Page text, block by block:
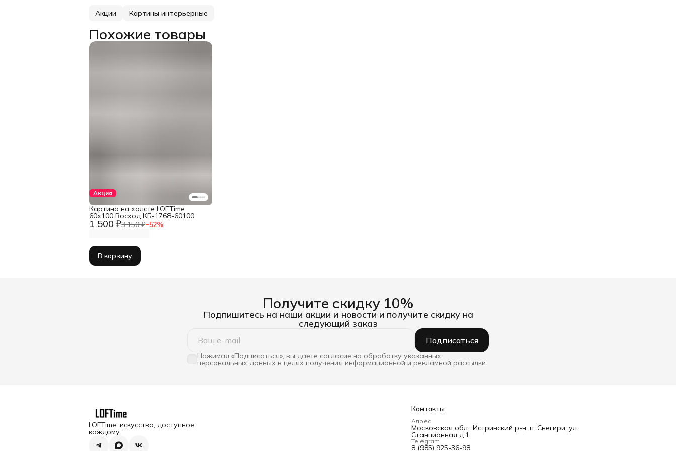
Акции Картины интерьерные
Похожие товары
Акция
1 500 ₽3 150 ₽−52%
Картина на холсте LOFTime
60х100 Восход КБ-1768-60100
В корзину
Получите скидку 10%
Подпишитесь на наши акции и новости и получите скидку на
следующий заказ
Подписаться
Нажимая «Подписаться», вы даете согласие на обработку указанных
персональных данных в целях получения информационной и рекламной рассылки
LOFTime: искусство, доступное
каждому.
Контакты
Адрес
Московская обл., Истринский р-н, п. Снегири, ул.
Станционная д.1
Telegram
8 (985) 925-36-98